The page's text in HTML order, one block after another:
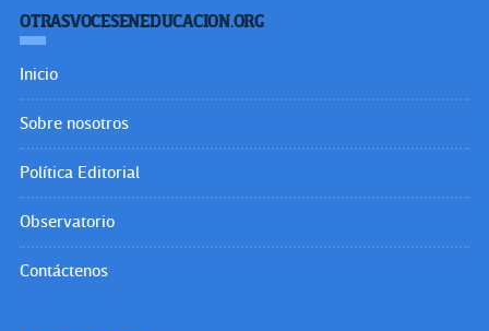
OTRASVOCESENEDUCACION.ORG
Inicio
Sobre nosotros
Política Editorial
Observatorio
Contáctenos